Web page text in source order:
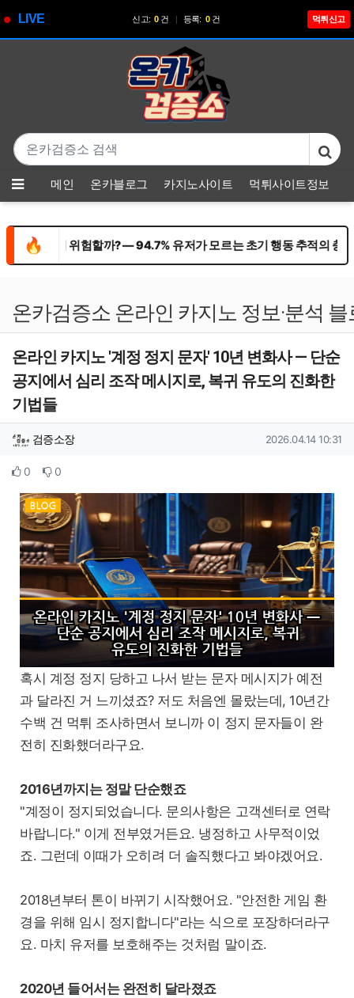
LIVE 신고: 0 건 | 등록: 0 건 먹튀신고
메뉴 메인 온카블로그 카지노사이트 먹튀사이트정보
🔥
이 더 위험할까? — 94.7% 유저가 모르는 초기 행동 추적의 충격적
온카검증소 온라인 카지노 정보·분석
온라인 카지노 '계정 정지 문자' 10년 변화사 — 단순
공지에서 심리 조작 메시지로, 복귀 유도의 진화한
기법들
작성자 정보
검증소장작성 작성일
2026.04.14 10:31
컨텐츠 정보
0추천 0비추천
본문
혹시 계정 정지 당하고 나서 받는 문자 메시지가 예전
과 달라진 거 느끼셨죠? 저도 처음엔 몰랐는데, 10년간
수백 건 먹튀 조사하면서 보니까 이 정지 문자들이 완
전히 진화했더라구요.
2016년까지는 정말 단순했죠
"계정이 정지되었습니다. 문의사항은 고객센터로 연락
바랍니다." 이게 전부였거든요. 냉정하고 사무적이었
죠. 그런데 이때가 오히려 더 솔직했다고 봐야겠어요.
2018년부터 톤이 바뀌기 시작했어요. "안전한 게임 환
경을 위해 임시 정지합니다"라는 식으로 포장하더라구
요. 마치 유저를 보호해주는 것처럼 말이죠.
2020년 들어서는 완전히 달라졌죠